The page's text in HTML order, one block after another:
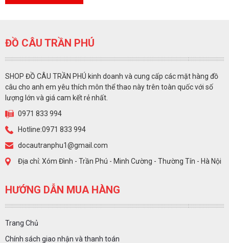
ĐỒ CÂU TRẦN PHÚ
SHOP ĐỒ CÂU TRẦN PHÚ kinh doanh và cung cấp các mặt hàng đồ
câu cho anh em yêu thích môn thể thao này trên toàn quốc với số
lượng lớn và giá cam kết rẻ nhất.
0971 833 994
Hotline:0971 833 994
docautranphu1@gmail.com
Địa chỉ: Xóm Đình - Trần Phú - Minh Cường - Thường Tín - Hà Nội
HƯỚNG DẪN MUA HÀNG
Trang Chủ
Chính sách giao nhận và thanh toán